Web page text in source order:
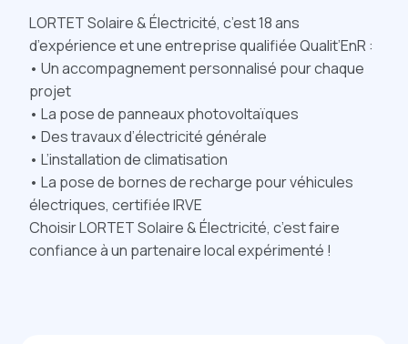
LORTET Solaire & Électricité, c’est 18 ans
d’expérience et une entreprise qualifiée Qualit’EnR :
• Un accompagnement personnalisé pour chaque
projet
• La pose de panneaux photovoltaïques
• Des travaux d’électricité générale
• L’installation de climatisation
• La pose de bornes de recharge pour véhicules
électriques, certifiée IRVE
Choisir LORTET Solaire & Électricité, c’est faire
confiance à un partenaire local expérimenté !